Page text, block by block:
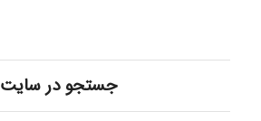
جستجو در سایت